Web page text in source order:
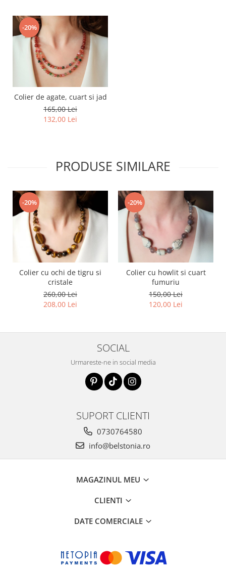
-20%
Colier de agate, cuart si jad
165,00 Lei
132,00 Lei
PRODUSE SIMILARE
-20%
Colier cu ochi de tigru si
cristale
260,00 Lei
208,00 Lei
-20%
Colier cu howlit si cuart
fumuriu
150,00 Lei
120,00 Lei
SOCIAL
Urmareste-ne in social media
SUPORT CLIENTI
0730764580
info@belstonia.ro
MAGAZINUL MEU
CLIENTI
DATE COMERCIALE